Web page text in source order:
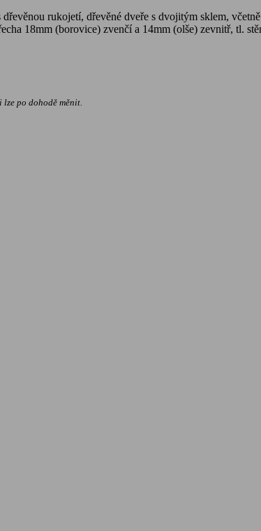
rukojetí, dřevěné dveře s dvojitým sklem,
18mm (borovice) zvenčí a 14mm (olše) zevnitř, tl.
po dohodě měnit.